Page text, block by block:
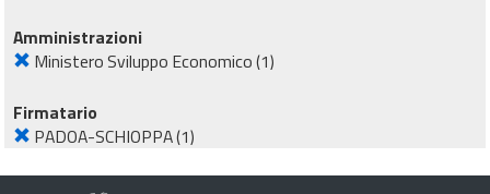
Amministrazioni
Ministero Sviluppo Economico(1)
Firmatario
PADOA-SCHIOPPA(1)